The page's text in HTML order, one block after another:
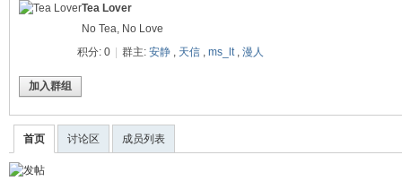
› ›
Tea Lover
No Tea, No Love
积分: 0
群主: 安静 , 天信 , ms_lt, 漫人
加入群组
首页 讨论区 成员列表